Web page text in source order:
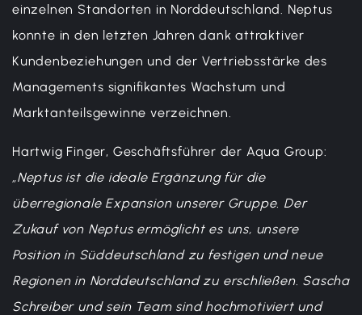
einzelnen Standorten in Norddeutschland. Neptus
konnte in den letzten Jahren dank attraktiver
Kundenbeziehungen und der Vertriebsstärke des
Managements signifikantes Wachstum und
Marktanteilsgewinne verzeichnen.
Hartwig Finger, Geschäftsführer der Aqua Group:
„Neptus ist die ideale Ergänzung für die
überregionale Expansion unserer Gruppe. Der
Zukauf von Neptus ermöglicht es uns, unsere
Position in Süddeutschland zu festigen und neue
Regionen in Norddeutschland zu erschließen. Sascha
Schreiber und sein Team sind hochmotiviert und